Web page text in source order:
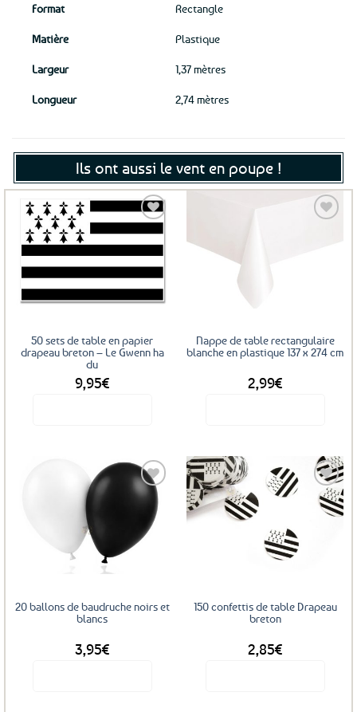
Format Rectangle
Matière Plastique
Largeur 1,37 mètres
Longueur 2,74 mètres
Ils ont aussi le vent en poupe !
Ajouter
aux
favoris
50 sets de table en papier
drapeau breton – Le Gwenn ha
du
9,95€
Nappe de table rectangulaire
blanche en plastique 137 x 274 cm
2,99€
Ajouter
aux
favoris
20 ballons de baudruche noirs et
blancs
3,95€
150 confettis de table Drapeau
breton
2,85€